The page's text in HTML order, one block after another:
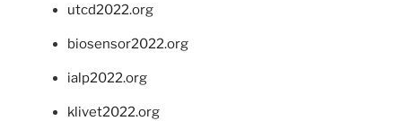
utcd2022.org
biosensor2022.org
ialp2022.org
klivet2022.org